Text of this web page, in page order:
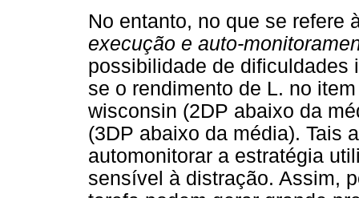
No entanto, no que se refere
execução e auto-
possibilidade de dificuldades
se o rendimento de L. no
wisconsin (2DP abaixo da
(3DP abaixo da média). Tais
automonitorar a estratégia
sensível à distração. Assim,